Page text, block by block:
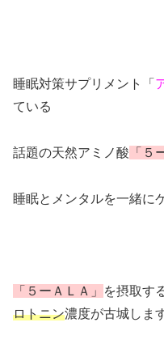
睡眠対策サプリメント「
ている
話題の天然アミノ酸 「５
睡眠とメンタルを一緒に
「５ーＡＬＡ」 を摂取す
ロトニン濃度が古城しま